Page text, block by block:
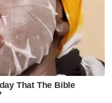
സ്റ്റേഡിയങ്ങൾക്കും
ബന്ധപ്പെട്ട
സ്ഥാപിക്കൽ
Modi
pm modi